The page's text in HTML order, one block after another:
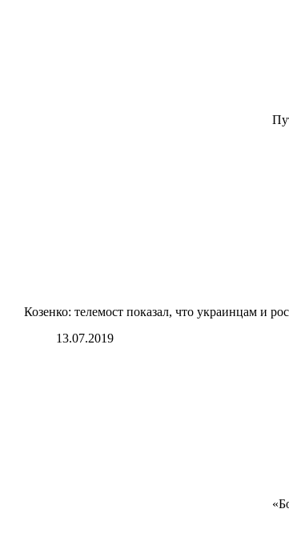
Козенко: телемост показал, что украинцам и
13.07.2019